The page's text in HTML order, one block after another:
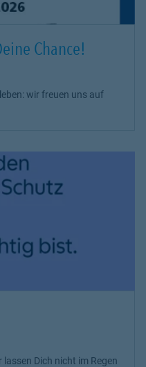
Chance!
wir freuen uns auf
Dich nicht im Regen